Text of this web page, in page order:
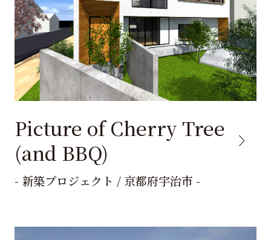
Picture of Cherry Tree
(and BBQ)
- 新築プロジェクト / 京都府宇治市 -